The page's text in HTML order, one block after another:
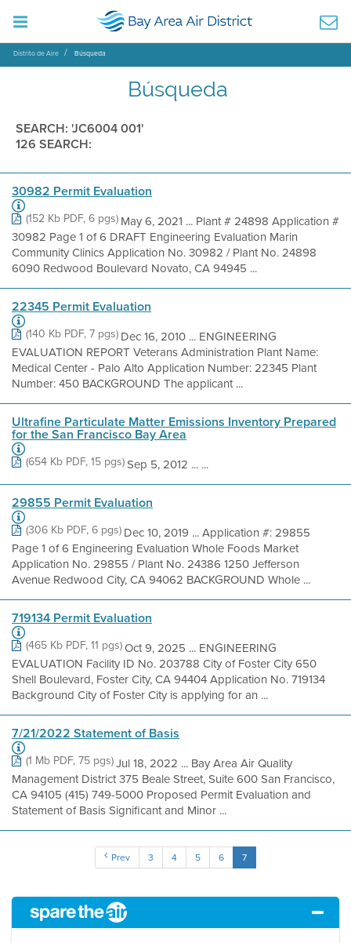
Distrito de Aire Búsqueda
Búsqueda
SEARCH: 'JC6004 001'
126 SEARCH:
30982 Permit Evaluation
(152 Kb PDF, 6 pgs)May 6, 2021 ... Plant # 24898 Application #
30982 Page 1 of 6 DRAFT Engineering Evaluation Marin
Community Clinics Application No. 30982 / Plant No. 24898
6090 Redwood Boulevard Novato, CA 94945 ...
22345 Permit Evaluation
(140 Kb PDF, 7 pgs)Dec 16, 2010 ... ENGINEERING
EVALUATION REPORT Veterans Administration Plant Name:
Medical Center - Palo Alto Application Number: 22345 Plant
Number: 450 BACKGROUND The applicant ...
Ultrafine Particulate Matter Emissions Inventory Prepared
for the San Francisco Bay Area
(654 Kb PDF, 15 pgs)Sep 5, 2012 ... ...
29855 Permit Evaluation
(306 Kb PDF, 6 pgs)Dec 10, 2019 ... Application #: 29855
Page 1 of 6 Engineering Evaluation Whole Foods Market
Application No. 29855 / Plant No. 24386 1250 Jefferson
Avenue Redwood City, CA 94062 BACKGROUND Whole ...
719134 Permit Evaluation
(465 Kb PDF, 11 pgs)Oct 9, 2025 ... ENGINEERING
EVALUATION Facility ID No. 203788 City of Foster City 650
Shell Boulevard, Foster City, CA 94404 Application No. 719134
Background City of Foster City is applying for an ...
7/21/2022 Statement of Basis
(1 Mb PDF, 75 pgs)Jul 18, 2022 ... Bay Area Air Quality
Management District 375 Beale Street, Suite 600 San Francisco,
CA 94105 (415) 749-5000 Proposed Permit Evaluation and
Statement of Basis Significant and Minor ...
Prev 3 4 5 6 7